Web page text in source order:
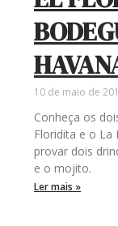
10 de maio de
Conheça os
Floridita e o La
provar dois
e o mojito.
Ler mais »